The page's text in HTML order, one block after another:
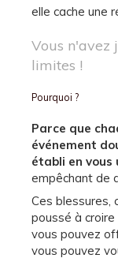
elle cache une
Vous n'avez
limites !
Pourquoi ?
Parce que
événement
établi en vous
empêchant de
Ces blessures,
poussé à
vous pouvez
vous pouvez